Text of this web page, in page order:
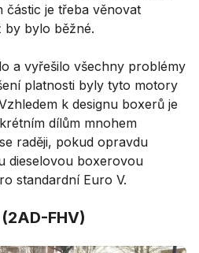
je třeba věnovat
by bylo běžné.
a vyřešilo všechny problémy
platnosti byly tyto motory
k designu boxerů je
dílům mnohem
raději, pokud opravdu
dieselovou boxerovou
standardní Euro V.
FHV)